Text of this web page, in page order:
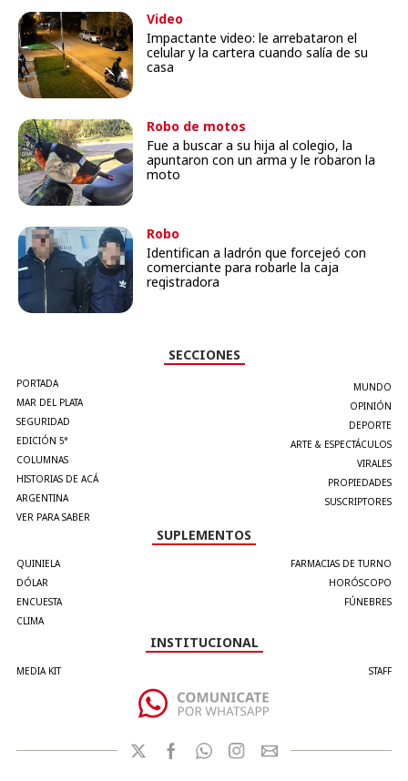
Video
Impactante video: le arrebataron el
celular y la cartera cuando salía de su
casa
Robo de motos
Fue a buscar a su hija al colegio, la
apuntaron con un arma y le robaron la
moto
Robo
Identifican a ladrón que forcejeó con
comerciante para robarle la caja
registradora
SECCIONES
PORTADA
MAR DEL PLATA
SEGURIDAD
EDICIÓN 5°
COLUMNAS
HISTORIAS DE ACÁ
ARGENTINA
VER PARA SABER
MUNDO
OPINIÓN
DEPORTE
ARTE & ESPECTÁCULOS
VIRALES
PROPIEDADES
SUSCRIPTORES
SUPLEMENTOS
QUINIELA
DÓLAR
ENCUESTA
CLIMA
FARMACIAS DE TURNO
HORÓSCOPO
FÚNEBRES
INSTITUCIONAL
MEDIA KIT STAFF